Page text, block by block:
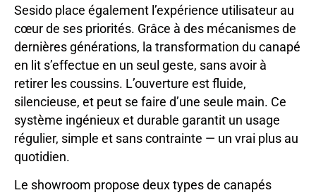
Sesido place également l’expérience utilisateur au
cœur de ses priorités. Grâce à des mécanismes de
dernières générations, la transformation du canapé
en lit s’effectue en un seul geste, sans avoir à
retirer les coussins. L’ouverture est fluide,
silencieuse, et peut se faire d’une seule main. Ce
système ingénieux et durable garantit un usage
régulier, simple et sans contrainte — un vrai plus au
quotidien.
Le showroom propose deux types de canapés